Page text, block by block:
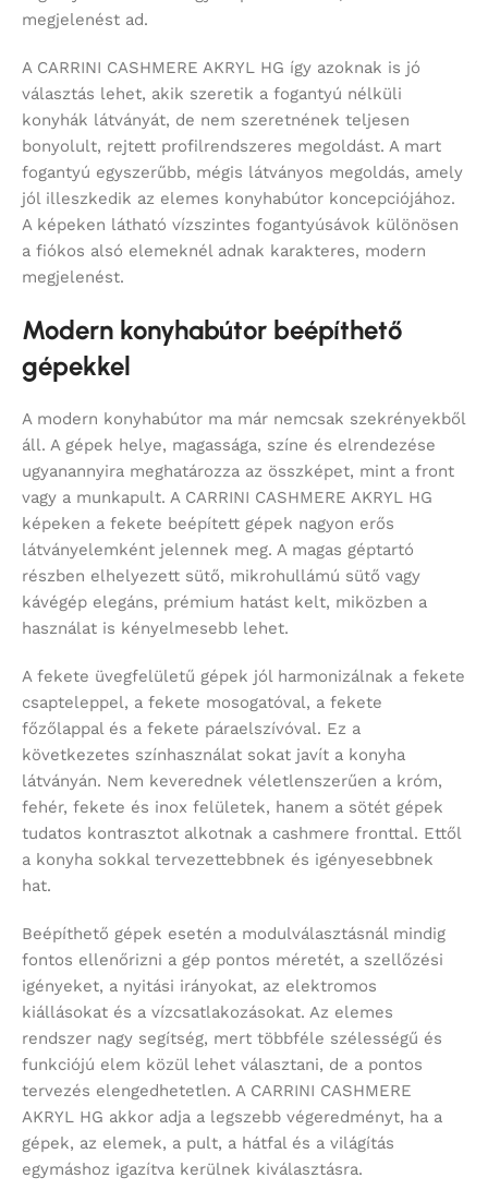
megjelenést ad.
A CARRINI CASHMERE AKRYL HG így azoknak is jó
választás lehet, akik szeretik a fogantyú nélküli
konyhák látványát, de nem szeretnének teljesen
bonyolult, rejtett profilrendszeres megoldást. A mart
fogantyú egyszerűbb, mégis látványos megoldás, amely
jól illeszkedik az elemes konyhabútor koncepciójához.
A képeken látható vízszintes fogantyúsávok különösen
a fiókos alsó elemeknél adnak karakteres, modern
megjelenést.
Modern konyhabútor beépíthető
gépekkel
A modern konyhabútor ma már nemcsak szekrényekből
áll. A gépek helye, magassága, színe és elrendezése
ugyanannyira meghatározza az összképet, mint a front
vagy a munkapult. A CARRINI CASHMERE AKRYL HG
képeken a fekete beépített gépek nagyon erős
látványelemként jelennek meg. A magas géptartó
részben elhelyezett sütő, mikrohullámú sütő vagy
kávégép elegáns, prémium hatást kelt, miközben a
használat is kényelmesebb lehet.
A fekete üvegfelületű gépek jól harmonizálnak a fekete
csapteleppel, a fekete mosogatóval, a fekete
főzőlappal és a fekete páraelszívóval. Ez a
következetes színhasználat sokat javít a konyha
látványán. Nem keverednek véletlenszerűen a króm,
fehér, fekete és inox felületek, hanem a sötét gépek
tudatos kontrasztot alkotnak a cashmere fronttal. Ettől
a konyha sokkal tervezettebbnek és igényesebbnek
hat.
Beépíthető gépek esetén a modulválasztásnál mindig
fontos ellenőrizni a gép pontos méretét, a szellőzési
igényeket, a nyitási irányokat, az elektromos
kiállásokat és a vízcsatlakozásokat. Az elemes
rendszer nagy segítség, mert többféle szélességű és
funkciójú elem közül lehet választani, de a pontos
tervezés elengedhetetlen. A CARRINI CASHMERE
AKRYL HG akkor adja a legszebb végeredményt, ha a
gépek, az elemek, a pult, a hátfal és a világítás
egymáshoz igazítva kerülnek kiválasztásra.